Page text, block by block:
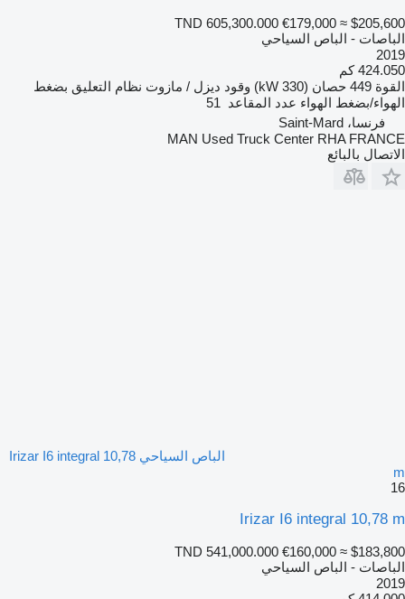
TND 605,300.000 €179,000 ≈ $205,600
الباصات - الباص السياحي
2019
424.050 كم
القوة 449 حصان (330 kW) وقود ديزل / مازوت نظام التعليق بضغط
الهواء/بضغط الهواء عدد المقاعد 51
فرنسا، Saint-Mard
MAN Used Truck Center RHA FRANCE
الاتصال بالبائع
الباص السياحي Irizar I6 integral 10,78
m
16
Irizar I6 integral 10,78 m
TND 541,000.000 €160,000 ≈ $183,800
الباصات - الباص السياحي
2019